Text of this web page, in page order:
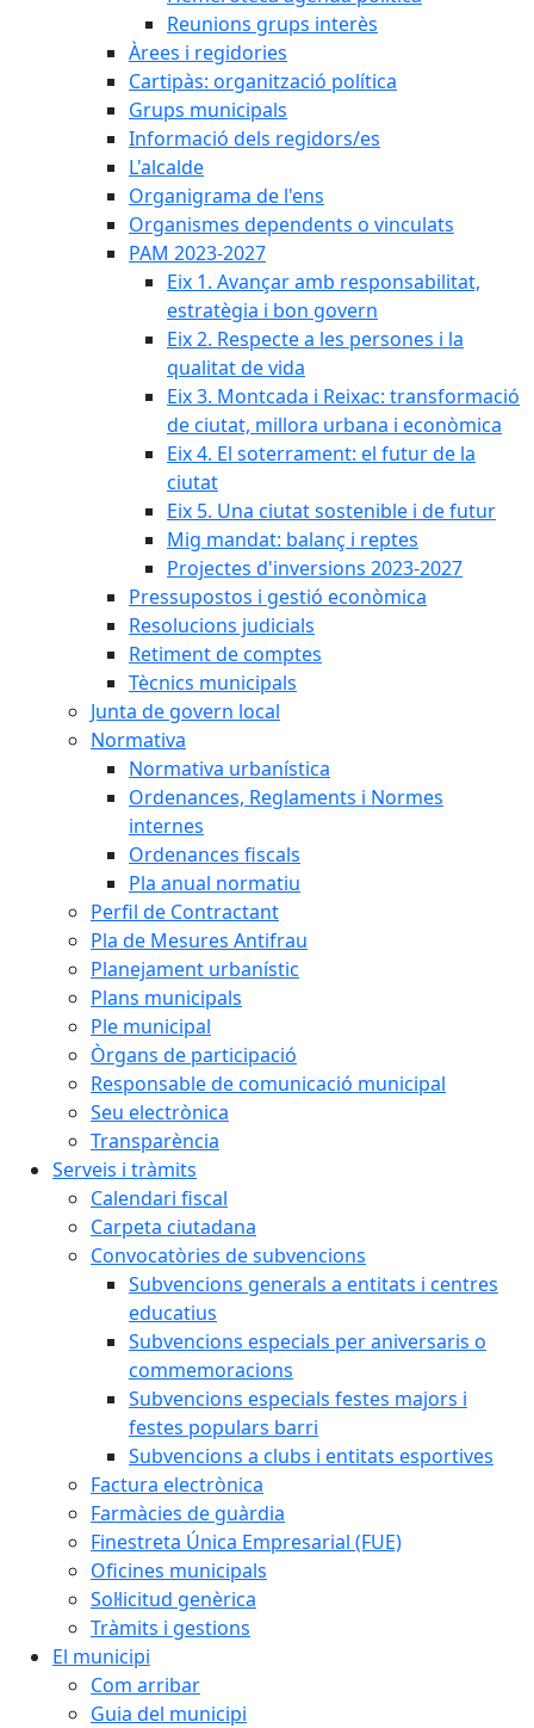
Reunions grups interès
Àrees i regidories
Cartipàs: organització política
Grups municipals
Informació dels regidors/es
L'alcalde
Organigrama de l'ens
Organismes dependents o vinculats
PAM 2023-2027
Eix 1. Avançar amb responsabilitat,
estratègia i bon govern
Eix 2. Respecte a les persones i la
qualitat de vida
Eix 3. Montcada i Reixac: transformació
de ciutat, millora urbana i econòmica
Eix 4. El soterrament: el futur de la
ciutat
Eix 5. Una ciutat sostenible i de futur
Mig mandat: balanç i reptes
Projectes d'inversions 2023-2027
Pressupostos i gestió econòmica
Resolucions judicials
Retiment de comptes
Tècnics municipals
Junta de govern local
Normativa
Normativa urbanística
Ordenances, Reglaments i Normes
internes
Ordenances fiscals
Pla anual normatiu
Perfil de Contractant
Pla de Mesures Antifrau
Planejament urbanístic
Plans municipals
Ple municipal
Òrgans de participació
Responsable de comunicació municipal
Seu electrònica
Transparència
Serveis i tràmits
Calendari fiscal
Carpeta ciutadana
Convocatòries de subvencions
Subvencions generals a entitats i centres
educatius
Subvencions especials per aniversaris o
commemoracions
Subvencions especials festes majors i
festes populars barri
Subvencions a clubs i entitats esportives
Factura electrònica
Farmàcies de guàrdia
Finestreta Única Empresarial (FUE)
Oficines municipals
Sol·licitud genèrica
Tràmits i gestions
El municipi
Com arribar
Guia del municipi